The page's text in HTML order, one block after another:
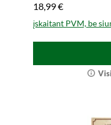
18,99 €
įskaitant PVM, be